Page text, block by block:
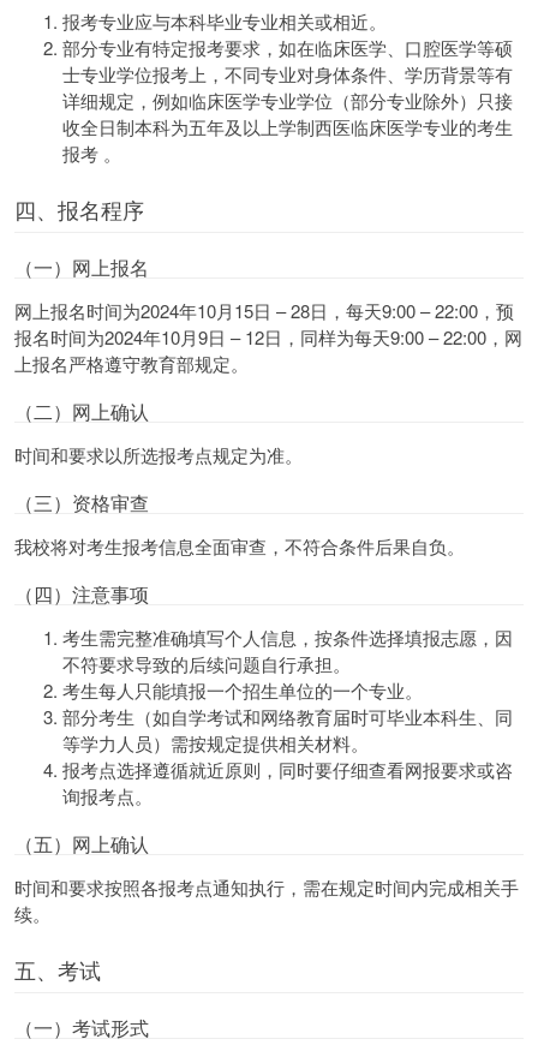
报考专业应与本科毕业专业相关或相近。
部分专业有特定报考要求，如在临床医学、口腔医学等硕
士专业学位报考上，不同专业对身体条件、学历背景等有
详细规定，例如临床医学专业学位（部分专业除外）只接
收全日制本科为五年及以上学制西医临床医学专业的考生
报考 。
四、报名程序
（一）网上报名
网上报名时间为2024年10月15日 – 28日，每天9:00 – 22:00，预
报名时间为2024年10月9日 – 12日，同样为每天9:00 – 22:00，网
上报名严格遵守教育部规定。
（二）网上确认
时间和要求以所选报考点规定为准。
（三）资格审查
我校将对考生报考信息全面审查，不符合条件后果自负。
（四）注意事项
考生需完整准确填写个人信息，按条件选择填报志愿，因
不符要求导致的后续问题自行承担。
考生每人只能填报一个招生单位的一个专业。
部分考生（如自学考试和网络教育届时可毕业本科生、同
等学力人员）需按规定提供相关材料。
报考点选择遵循就近原则，同时要仔细查看网报要求或咨
询报考点。
（五）网上确认
时间和要求按照各报考点通知执行，需在规定时间内完成相关手
续。
五、考试
（一）考试形式